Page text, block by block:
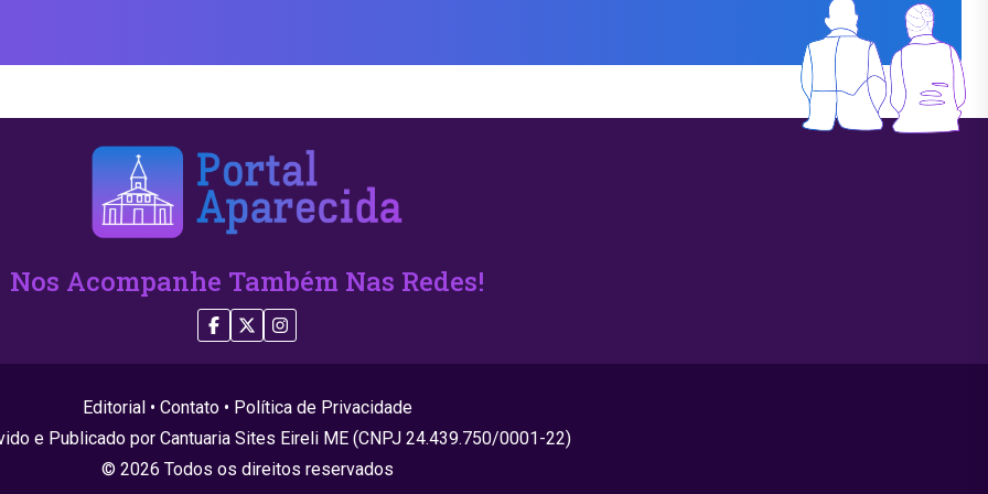
Nos Acompanhe Também Nas Redes!
Editorial• Contato• Política de Privacidade
e Publicado por Cantuaria Sites Eireli ME (CNPJ 24.439.750/0001-22)
© 2026 Todos os direitos reservados